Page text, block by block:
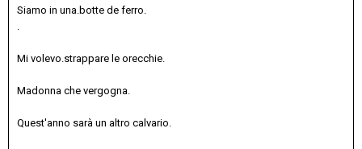
Siamo in una.botte de ferro.
Mi volevo.strappare le orecchie.
Madonna che vergogna.
Quest'anno sarà un altro calvario.